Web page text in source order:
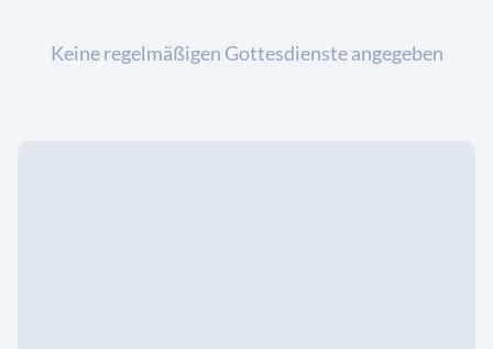
Keine regelmäßigen Gottesdienste angegeben